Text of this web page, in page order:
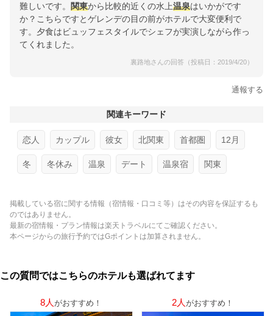
難しいです。 関東から比較的近くの水上温泉はいかがです
か？こちらですとゲレンデの目の前がホテルで大変便利で
す。夕食はビュッフェスタイルでシェフが実演しながら作っ
てくれました。
裏路地さんの回答（投稿日：2019/4/20）
通報する
関連キーワード
恋人 カップル 彼女 北関東 首都圏 12月
冬 冬休み 温泉 デート 温泉宿 関東
掲載している宿に関する情報（宿情報・口コミ等）はその内容を保証するも
のではありません。
最新の宿情報・プラン情報は楽天トラベルにてご確認ください。
本ページからの旅行予約ではGポイントは加算されません。
この質問ではこちらのホテルも選ばれてます
8人 がおすすめ！ 2人 がおすすめ！